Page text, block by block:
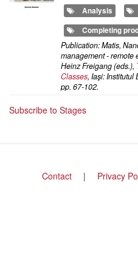
Analysis
Completing
Publication: Matis,
management - remote
Heinz Freigang (eds.),
Classes, Iaşi: Institutul
pp. 67-102.
Subscribe to Stages
FooterContact Privacy